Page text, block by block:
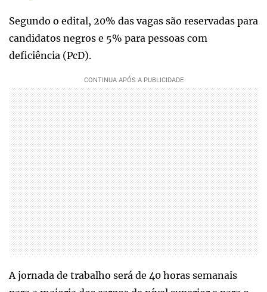
Segundo o edital, 20% das vagas são reservadas para
candidatos negros e 5% para pessoas com
deficiência (PcD).
A jornada de trabalho será de 40 horas semanais